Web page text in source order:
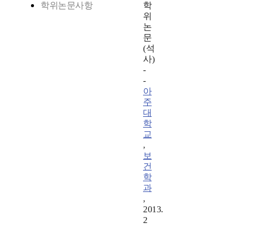
학위논문사항
학
위
논
문
(석
사)
-
-
아
주
대
학
교
,
보
건
학
과
,
2013.
2